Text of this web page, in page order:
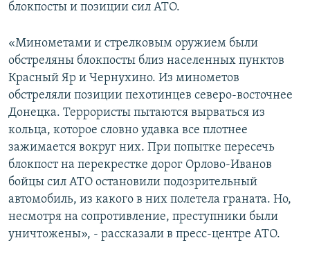
блокпосты и позиции сил АТО.
«Минометами и стрелковым оружием были
обстреляны блокпосты близ населенных пунктов
Красный Яр и Чернухино. Из минометов
обстреляли позиции пехотинцев северо-восточнее
Донецка. Террористы пытаются вырваться из
кольца, которое словно удавка все плотнее
зажимается вокруг них. При попытке пересечь
блокпост на перекрестке дорог Орлово-Иванов
бойцы сил АТО остановили подозрительный
автомобиль, из какого в них полетела граната. Но,
несмотря на сопротивление, преступники были
уничтожены», - рассказали в пресс-центре АТО.